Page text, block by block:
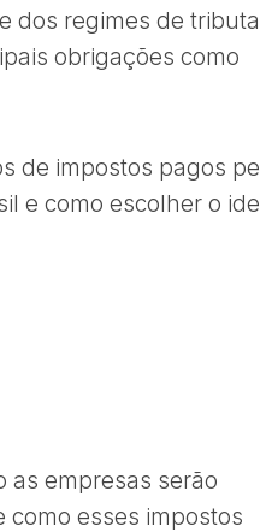
dos regimes de
obrigações como
de impostos pagos
e como escolher o
as empresas serão
esses impostos